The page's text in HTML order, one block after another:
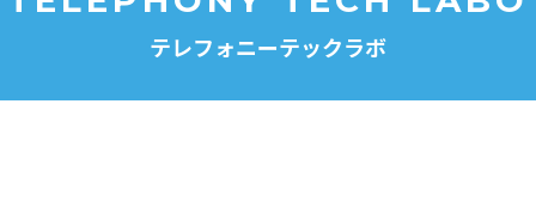
テレフォニーテックラボ